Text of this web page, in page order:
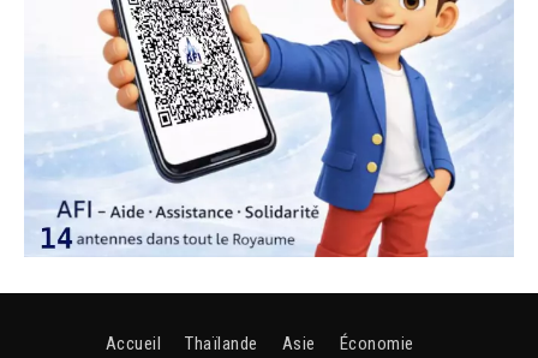
Accueil Thaïlande Asie
Économie